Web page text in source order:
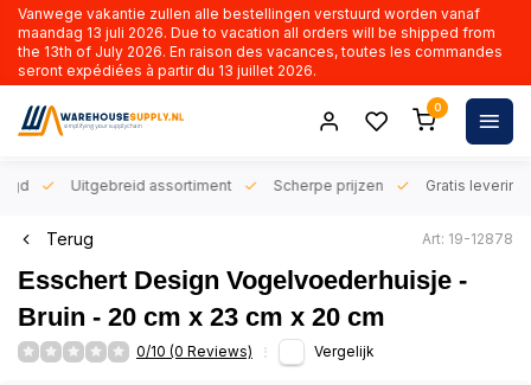
Vanwege vakantie zullen alle bestellingen verstuurd worden vanaf
maandag 13 juli 2026. Due to vacation all orders will be shipped from
the 13th of July 2026. En raison des vacances, toutes les commandes
seront expédiées à partir du 13 juillet 2026.
0
Uitgebreid assortiment Scherpe prijzen Gratis levering
Terug Art: 19-12878
Esschert Design Vogelvoederhuisje -
Bruin - 20 cm x 23 cm x 20 cm
0/10 (0 Reviews) Vergelijk